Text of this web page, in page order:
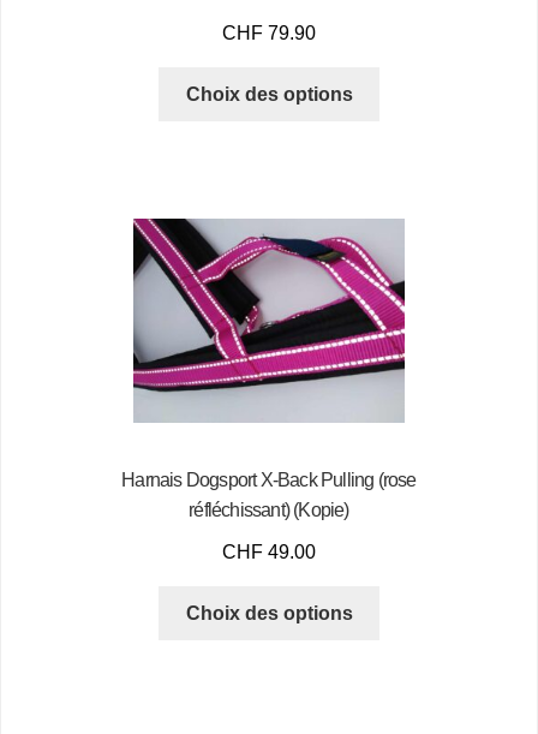
CHF 79.90
Choix des options
Harnais Dogsport X-Back Pulling (rose
réfléchissant) (Kopie)
CHF 49.00
Choix des options